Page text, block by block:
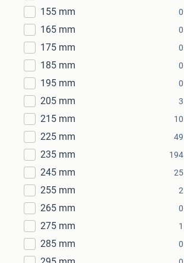
155 mm 0
165 mm 0
175 mm 0
185 mm 0
195 mm 0
205 mm 3
215 mm 10
225 mm 49
235 mm 194
245 mm 25
255 mm 2
265 mm 0
275 mm 1
285 mm 0